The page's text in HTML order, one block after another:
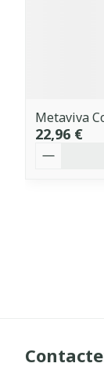
Metaviva
22,96 €